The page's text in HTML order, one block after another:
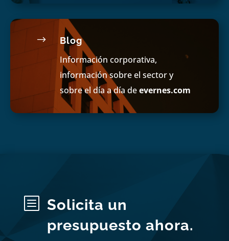
$ Blog
Información corporativa,
información sobre el sector y
sobre el día a día deevernes.com
b
Solicita un
presupuesto ahora.